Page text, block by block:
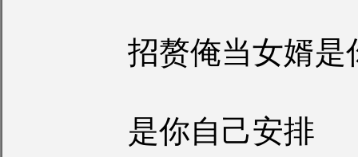
招赘俺当女婿是
是你自己安排